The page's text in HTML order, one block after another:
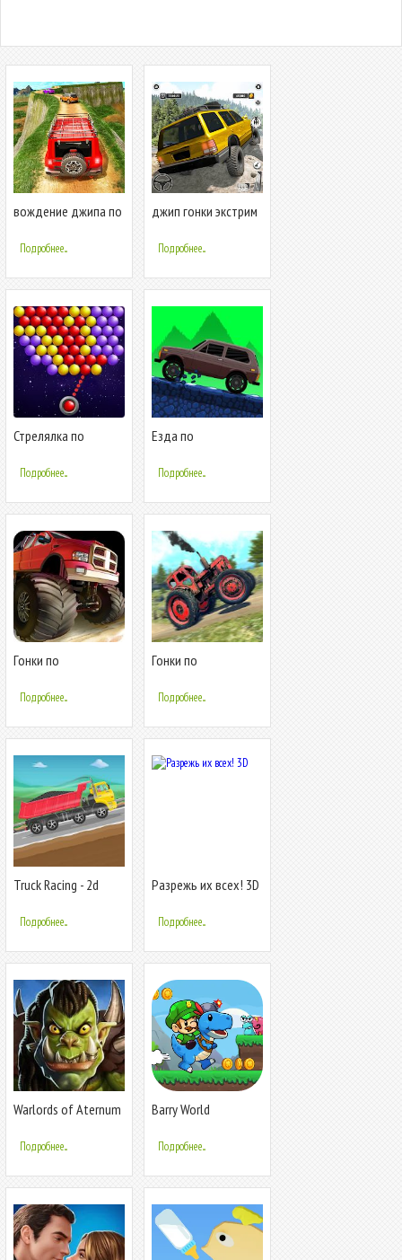
вождение джипа по
Подробнее...
джип гонки экстрим
Подробнее...
Стрелялка по
Подробнее...
Езда по
Подробнее...
Гонки по
Подробнее...
Гонки по
Заезд по холмам
Подробнее...
Truck Racing - 2d
бездорожью
Подробнее...
Разрежь их всех! 3D
Подробнее...
Warlords of Aternum
Подробнее...
Barry World
Подробнее...